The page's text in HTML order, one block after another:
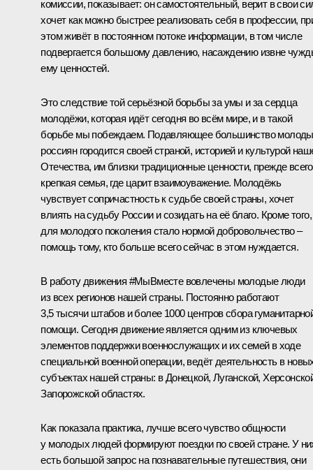
комиссии, показывает: он самостоятельный, верит в свои
хочет как можно быстрее реализовать себя в профессии,
этом живёт в постоянном потоке информации, в том числе
подвергается большому давлению, насаждению извне
ему ценностей.
Это следствие той серьёзной борьбы за умы и за сердца
молодёжи, которая идёт сегодня во всём мире, и в такой
борьбе мы побеждаем. Подавляющее большинство
россиян городится своей страной, историей и культурой
Отечества, им близки традиционные ценности, прежде всего
крепкая семья, где царит взаимоуважение. Молодёжь
чувствует сопричастность к судьбе своей страны, хочет
влиять на судьбу России и созидать на её благо. Кроме того,
для молодого поколения стало нормой добровольчество –
помощь тому, кто больше всего сейчас в этом нуждается.
В работу движения #МыВместе вовлечены молодые люди
из всех регионов нашей страны. Постоянно работают
3,5 тысячи штабов и более 1000 центров сбора
помощи. Сегодня движение является одним из ключевых
элементов поддержки военнослужащих и их семей в ходе
специальной военной операции, ведёт деятельность в
субъектах нашей страны: в Донецкой, Луганской,
Запорожской областях.
Как показала практика, лучше всего чувство общности
у молодых людей формируют поездки по своей стране. У
есть большой запрос на познавательные путешествия, они